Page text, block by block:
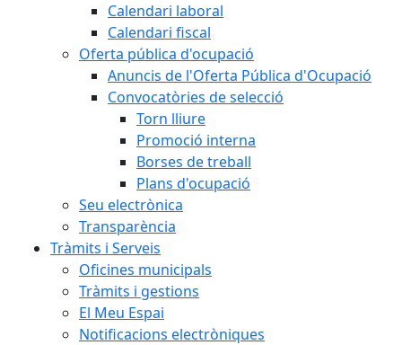
Calendari laboral
Calendari fiscal
Oferta pública d'ocupació
Anuncis de l'Oferta Pública d'Ocupació
Convocatòries de selecció
Torn lliure
Promoció interna
Borses de treball
Plans d'ocupació
Seu electrònica
Transparència
Tràmits i Serveis
Oficines municipals
Tràmits i gestions
El Meu Espai
Notificacions electròniques